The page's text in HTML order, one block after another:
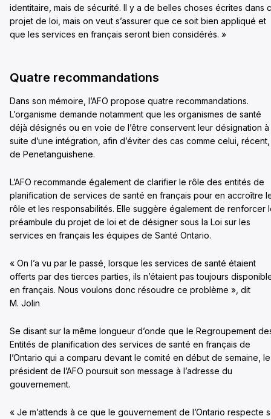
identitaire, mais de sécurité. Il y a de belles choses écrites dans
projet de loi, mais on veut s’assurer que ce soit bien appliqué et
que les services en français seront bien considérés. »
Quatre recommandations
Dans son mémoire, l’AFO propose quatre recommandations.
L’organisme demande notamment que les organismes de santé
déjà désignés ou en voie de l’être conservent leur désignation à
suite d’une intégration, afin d’éviter des cas comme celui, récent,
de Penetanguishene.
L’AFO recommande également de clarifier le rôle des entités de
planification de services de santé en français pour en accroître
rôle et les responsabilités. Elle suggère également de renforcer
préambule du projet de loi et de désigner sous la Loi sur les
services en français les équipes de Santé Ontario.
« On l’a vu par le passé, lorsque les services de santé étaient
offerts par des tierces parties, ils n’étaient pas toujours
en français. Nous voulons donc résoudre ce problème », dit
M. Jolin
Se disant sur la même longueur d’onde que le Regroupement
Entités de planification des services de santé en français de
l’Ontario qui a comparu devant le comité en début de semaine, le
président de l’AFO poursuit son message à l’adresse du
gouvernement.
« Je m’attends à ce que le gouvernement de l’Ontario respecte